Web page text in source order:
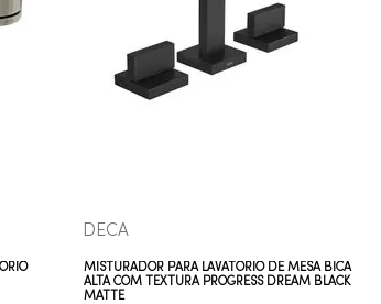
COMPRAR AGORA
DECA
MISTURADOR PARA LAVATÓRIO DE MESA BICA
ALTA COM TEXTURA PROGRESS DREAM BLACK
MATTE